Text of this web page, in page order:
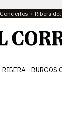
Conciertos Ribera del
RIBERA BURGOS